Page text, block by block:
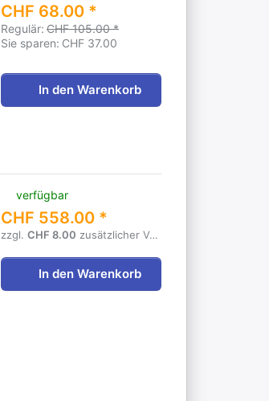
CHF 68.00 *
Regulär: CHF 105.00 *
Sie sparen: CHF 37.00
In den Warenkorb
verfügbar
CHF 558.00 *
zzgl. CHF 8.00 zusätzlicher Versandgebühr
In den Warenkorb